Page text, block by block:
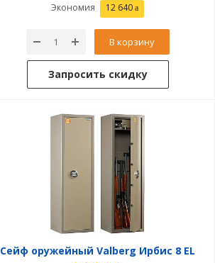
Экономия 12 640
В корзину
Запросить скидку
Сейф оружейный Valberg Ирбис 8 EL